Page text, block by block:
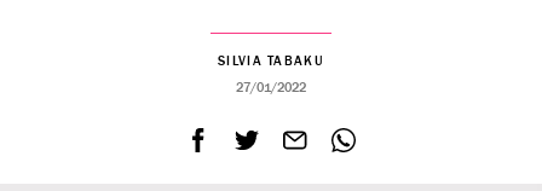
SILVIA TABAKU
27/01/2022